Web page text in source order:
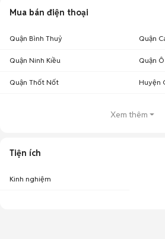
Mua bán điện thoại
Quận Bình Thuỷ Quận
Quận Ninh Kiều Quận
Quận Thốt Nốt Huyện
Xem thêm
Tiện ích
Kinh nghiệm